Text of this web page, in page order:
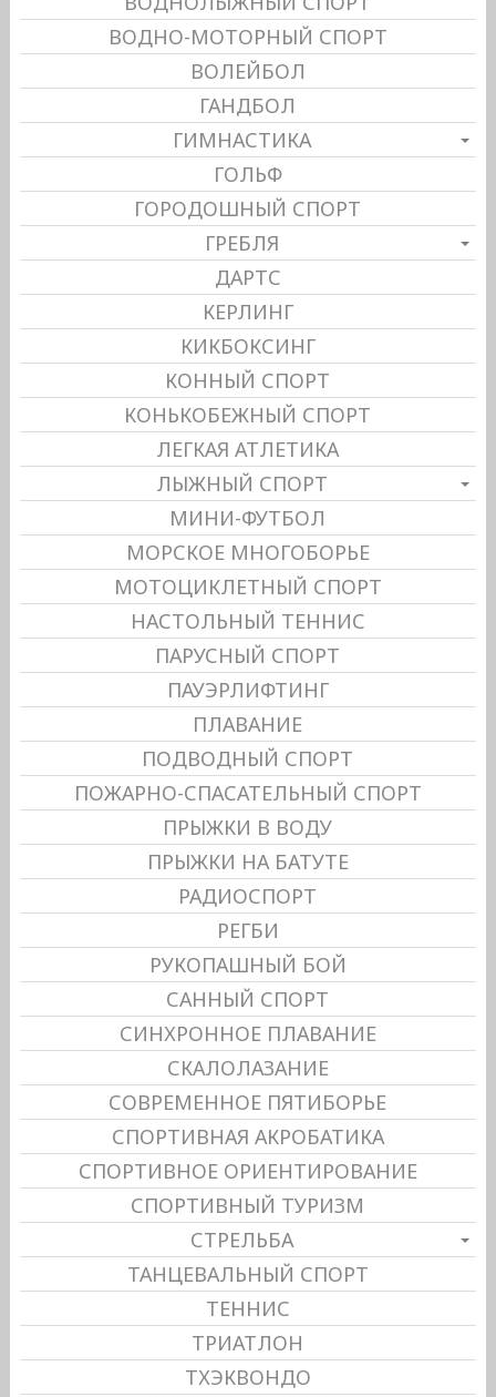
ВОДНО-МОТОРНЫЙ СПОРТ
ВОЛЕЙБОЛ
ГАНДБОЛ
ГИМНАСТИКА
ГОЛЬФ
ГОРОДОШНЫЙ СПОРТ
ГРЕБЛЯ
ДАРТС
КЕРЛИНГ
КИКБОКСИНГ
КОННЫЙ СПОРТ
КОНЬКОБЕЖНЫЙ СПОРТ
ЛЕГКАЯ АТЛЕТИКА
ЛЫЖНЫЙ СПОРТ
МИНИ-ФУТБОЛ
МОРСКОЕ МНОГОБОРЬЕ
МОТОЦИКЛЕТНЫЙ СПОРТ
НАСТОЛЬНЫЙ ТЕННИС
ПАРУСНЫЙ СПОРТ
ПАУЭРЛИФТИНГ
ПЛАВАНИЕ
ПОДВОДНЫЙ СПОРТ
ПОЖАРНО-СПАСАТЕЛЬНЫЙ СПОРТ
ПРЫЖКИ В ВОДУ
ПРЫЖКИ НА БАТУТЕ
РАДИОСПОРТ
РЕГБИ
РУКОПАШНЫЙ БОЙ
САННЫЙ СПОРТ
СИНХРОННОЕ ПЛАВАНИЕ
СКАЛОЛАЗАНИЕ
СОВРЕМЕННОЕ ПЯТИБОРЬЕ
СПОРТИВНАЯ АКРОБАТИКА
СПОРТИВНОЕ ОРИЕНТИРОВАНИЕ
СПОРТИВНЫЙ ТУРИЗМ
СТРЕЛЬБА
ТАНЦЕВАЛЬНЫЙ СПОРТ
ТЕННИС
ТРИАТЛОН
ТХЭКВОНДО